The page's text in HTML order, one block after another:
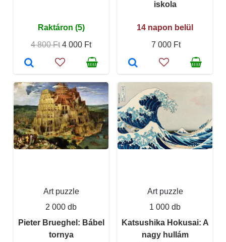
Raktáron (5)
4 800 Ft 4 000 Ft
iskola
14 napon belül
7 000 Ft
Art puzzle
2 000 db
Pieter Brueghel: Bábel
tornya
Art puzzle
1 000 db
Katsushika Hokusai: A
nagy hullám